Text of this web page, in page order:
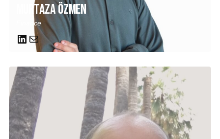
Murtaza Özmen
Finance
LinkedIn Mail